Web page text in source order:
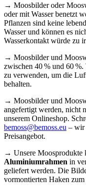
→ Moosbilder oder
oder mit Wasser benetzt
Pflanzen sind keine
Wasser und können es
Wasserkontakt würde zu
→ Moosbilder und
zwischen 40 % und 60
zu verwenden, um die
behalten.
→ Moosbilder und
angefertigt werden, nicht
unserem Onlineshop.
bemoss@bemoss.eu – wir
Preisangebot.
→ Unsere Moosprodukte
Aluminiumrahmen in
geliefert werden. Die
vormontierten Haken zum